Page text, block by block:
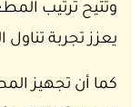
وتتيح ترتيب
يعزز تجربة تناول
كما أن تجهيز